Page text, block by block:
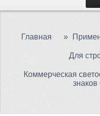
Главная »
Для
Коммерческая